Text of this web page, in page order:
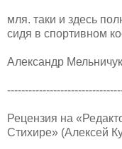
мля. таки и здесь
сидя в спортивном
Александр
Рецензия на
Стихире» (Алексей